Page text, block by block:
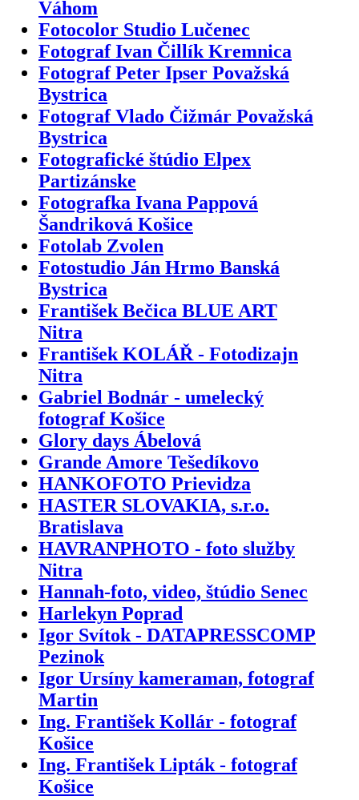
Váhom
Fotocolor Studio Lučenec
Fotograf Ivan Čillík Kremnica
Fotograf Peter Ipser Považská
Bystrica
Fotograf Vlado Čižmár Považská
Bystrica
Fotografické štúdio Elpex
Partizánske
Fotografka Ivana Pappová
Šandriková Košice
Fotolab Zvolen
Fotostudio Ján Hrmo Banská
Bystrica
František Bečica BLUE ART
Nitra
František KOLÁŘ - Fotodizajn
Nitra
Gabriel Bodnár - umelecký
fotograf Košice
Glory days Ábelová
Grande Amore Tešedíkovo
HANKOFOTO Prievidza
HASTER SLOVAKIA, s.r.o.
Bratislava
HAVRANPHOTO - foto služby
Nitra
Hannah-foto, video, štúdio Senec
Harlekyn Poprad
Igor Svítok - DATAPRESSCOMP
Pezinok
Igor Ursíny kameraman, fotograf
Martin
Ing. František Kollár - fotograf
Košice
Ing. František Lipták - fotograf
Košice